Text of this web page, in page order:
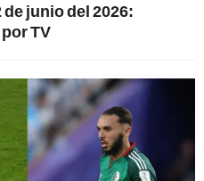
de junio del 2026:
TV